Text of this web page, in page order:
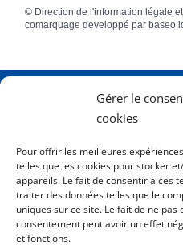
Gérer le
cookies
Pour offrir les meilleures
telles que les cookies pour stocker
appareils. Le fait de consentir à ces
traiter des données telles que le
uniques sur ce site. Le fait de ne
consentement peut avoir un effet
et fonctions.
© Direction de l'information légale
comarquage developpé par
2 Rue Dame
Horaires
Lundi de 8h15
Mardi de 8h15
Mercredi 8h15
Jeudi de 8h15